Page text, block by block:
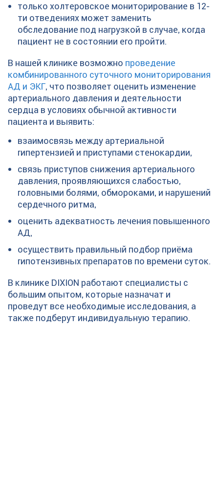
только холтеровское мониторирование в 12-
ти отведениях может заменить
обследование под нагрузкой в случае, когда
пациент не в состоянии его пройти.
В нашей клинике возможно проведение
комбинированного суточного мониторирования
АД и ЭКГ, что позволяет оценить изменение
артериального давления и деятельности
сердца в условиях обычной активности
пациента и выявить:
взаимосвязь между артериальной
гипертензией и приступами стенокардии,
связь приступов снижения артериального
давления, проявляющихся слабостью,
головными болями, обмороками, и нарушений
сердечного ритма,
оценить адекватность лечения повышенного
АД,
осуществить правильный подбор приёма
гипотензивных препаратов по времени суток.
В клинике DIXION работают специалисты с
большим опытом, которые назначат и
проведут все необходимые исследования, а
также подберут индивидуальную терапию.